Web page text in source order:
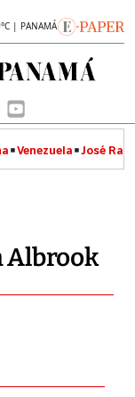
| PANAMÁ
Venezuela José
Albrook